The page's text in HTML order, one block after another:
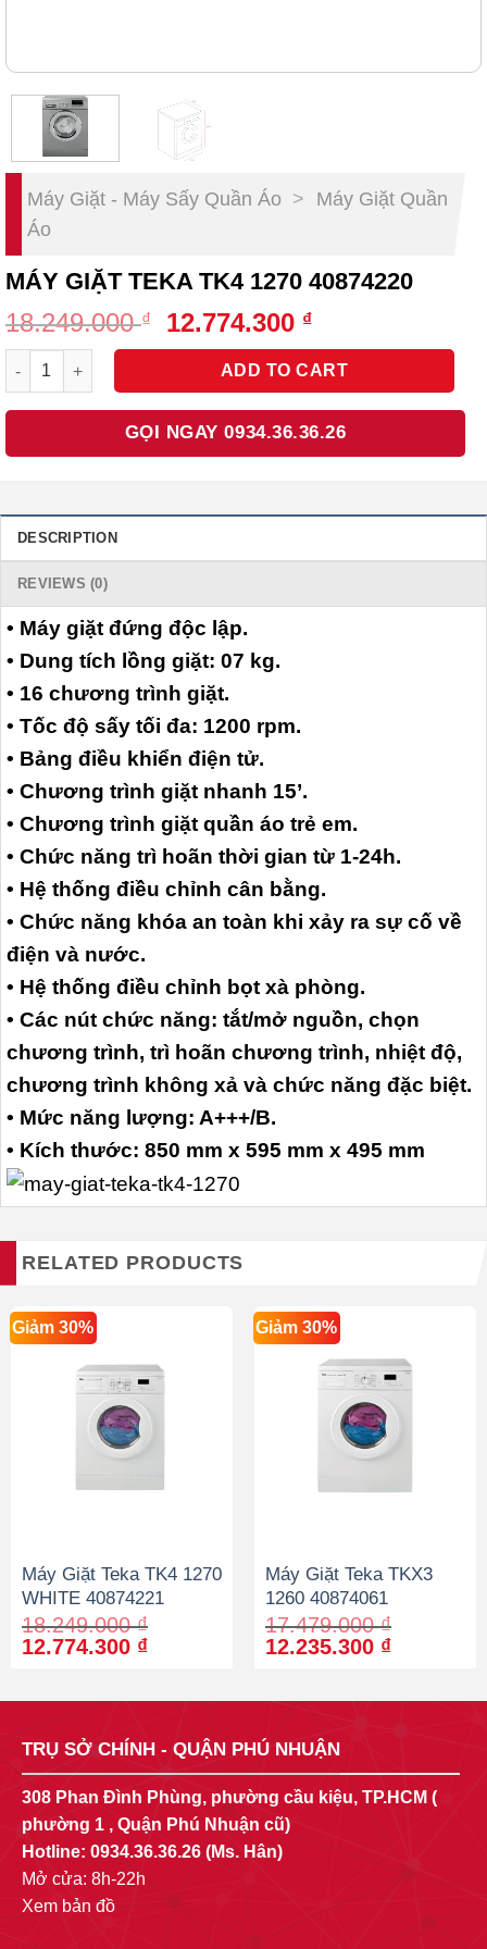
Máy Giặt - Máy Sấy Quần Áo >
Máy Giặt Quần
Áo
MÁY GIẶT TEKA TK4 1270 40874220
18.249.000₫
Original
price
was:
18.249.000 ₫.
12.774.300 ₫Current
price
is:
12.774.300 ₫.
Máy Giặt Teka TK4 1270 40874220 quantity
ADD TO CART
GỌI NGAY 0934.36.36.26
DESCRIPTION
REVIEWS (0)
• Máy giặt đứng độc lập.
• Dung tích lồng giặt: 07 kg.
• 16 chương trình giặt.
• Tốc độ sấy tối đa: 1200 rpm.
• Bảng điều khiển điện tử.
• Chương trình giặt nhanh 15’.
• Chương trình giặt quần áo trẻ em.
• Chức năng trì hoãn thời gian từ 1-24h.
• Hệ thống điều chỉnh cân bằng.
• Chức năng khóa an toàn khi xảy ra sự cố về
điện và nước.
• Hệ thống điều chỉnh bọt xà phòng.
• Các nút chức năng: tắt/mở nguồn, chọn
chương trình, trì hoãn chương trình, nhiệt độ,
chương trình không xả và chức năng đặc biệt.
• Mức năng lượng: A+++/B.
• Kích thước: 850 mm x 595 mm x 495 mm
RELATED PRODUCTS
Giảm 30%
Máy Giặt Teka TK4 1270
WHITE 40874221
18.249.000₫
Original
12.774.300 ₫Current
Giảm 30%
Máy Giặt Teka TKX3
1260 40874061
17.479.000₫
Original
12.235.300 ₫Current
TRỤ SỞ CHÍNH - QUẬN PHÚ NHUẬN
308 Phan Đình Phùng, phường cầu kiệu, TP.HCM (
phường 1 , Quận Phú Nhuận cũ)
Hotline: 0934.36.36.26 (Ms. Hân)
Mở cửa: 8h-22h
Xem bản đồ